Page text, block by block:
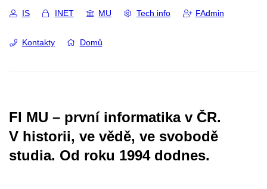
IS INET MU Tech info FAdmin
Kontakty Domů
FI MU – první informatika v ČR.
V historii, ve vědě, ve svobodě
studia. Od roku 1994 dodnes.